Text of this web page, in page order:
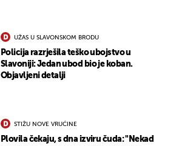
UŽAS U SLAVONSKOM BRODU
Policija razrješila teško ubojstvo u
Slavoniji: Jedan ubod bio je koban.
Objavljeni detalji
STIŽU NOVE VRUĆINE
Plovila čekaju, s dna izviru čuda: "Nekad